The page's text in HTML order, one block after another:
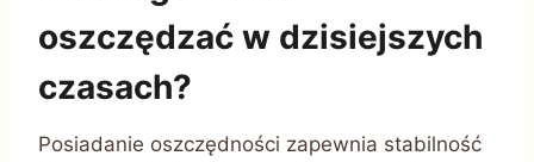
oszczędzać w dzisiejszych
czasach?
Posiadanie oszczędności zapewnia stabilność